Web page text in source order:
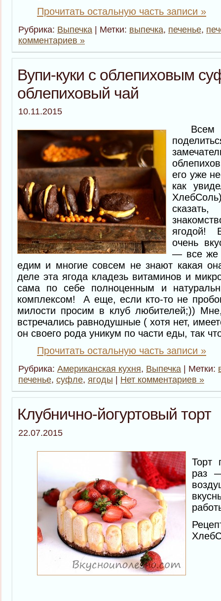
Прочитать остальную часть записи »
Рубрика: Выпечка | Метки: выпечка, печенье,
комментариев »
Вупи-куки с облепиховым
облепиховый чай
10.11.2015
Всем
его уже
как
ягодой!
очень
— все же
едим и многие совсем не знают какая
деле эта ягода кладезь витаминов и
сама по себе полноценным и
комплексом! А еще, если кто-то не
милости просим в клуб любителей;))
встречались равнодушные ( хотя нет,
он своего рода уникум по части еды, так
Прочитать остальную часть записи »
Рубрика: Американская кухня, Выпечка | Метки:
печенье, суфле, ягоды | Нет комментариев »
Клубнично-йогуртовый торт
22.07.2015
Торт
раз